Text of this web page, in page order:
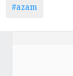
#azam